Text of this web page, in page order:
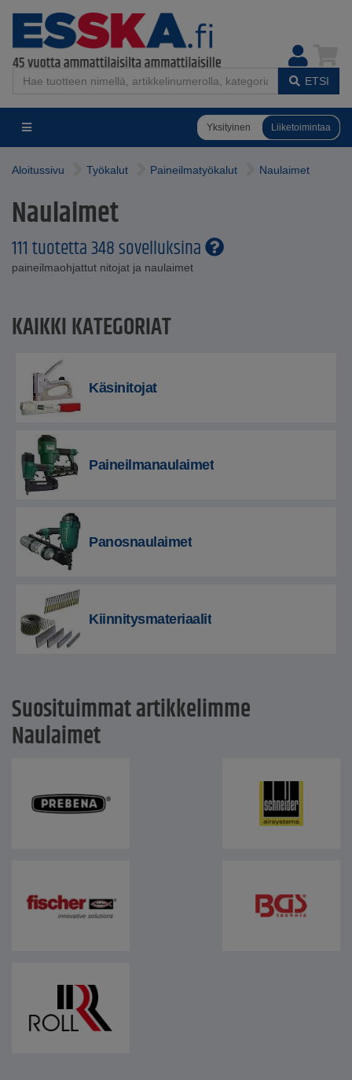
ETSI
Yksityinen Liiketoimintaa
Aloitussivu Työkalut Paineilmatyökalut Naulaimet
Naulaimet
111 tuotetta 348 sovelluksina
paineilmaohjattut nitojat ja naulaimet
KAIKKI KATEGORIAT
Käsinitojat
Paineilmanaulaimet
Panosnaulaimet
Kiinnitysmateriaalit
Suosituimmat artikkelimme
Naulaimet